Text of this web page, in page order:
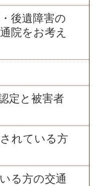
後遺障害の
院をお考え
定と被害者
れている方
る方の交通